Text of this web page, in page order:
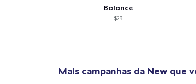
Balance
$23
Mais campanhas da Newque